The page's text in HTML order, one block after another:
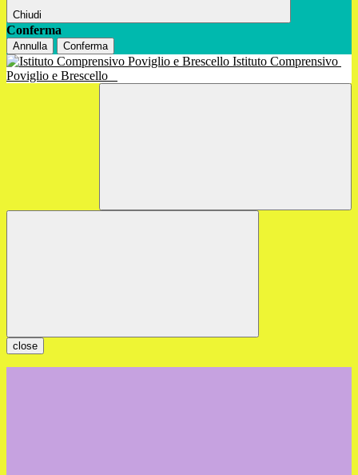
Chiudi
Conferma
Annulla Conferma
Istituto Comprensivo
Poviglio e Brescello
close